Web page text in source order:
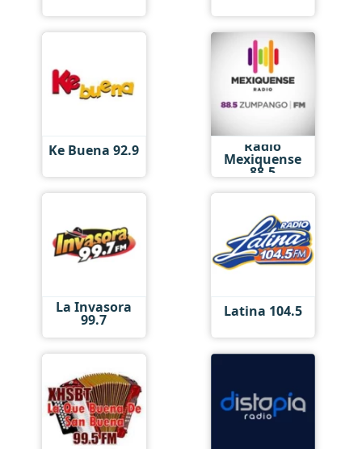
Ke Buena 92.9 Radio
Mexiquense
88.5
La Invasora
99.7 Latina 104.5